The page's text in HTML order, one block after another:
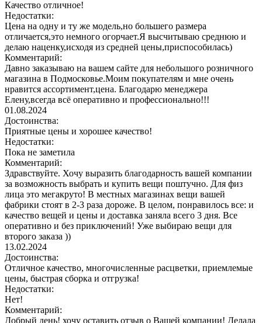
Качество отличное!
Недостатки:
Цена на одну и ту же модель,но большего размера
отличается,это немного огорчает.Я высчитываю среднюю и
делаю наценку,исходя из средней цены,приспособилась)
Комментарий:
Давно заказываю на вашем сайте для небольшого розничного
магазина в Подмосковье.Моим покупателям и мне очень
нравится ассортимент,цена. Благодарю менеджера
Елену,всегда всё оперативно и профессионально!!!
01.08.2024
Достоинства:
Приятные цены и хорошее качество!
Недостатки:
Пока не заметила
Комментарий:
Здравствуйте. Хочу выразить благодарность вашей компании
за возможность выбрать и купить вещи поштучно. Для физ
лица это мегакруто! В местных магазинах вещи вашей
фабрики стоят в 2-3 раза дороже. В целом, понравилось все: и
качество вещей и цены и доставка заняла всего 3 дня. Все
оперативно и без приключений! Уже выбираю вещи для
второго заказа ))
13.02.2024
Достоинства:
Отличное качество, многочисленные расцветки, приемлемые
цены, быстрая сборка и отгрузка!
Недостатки:
Нет!
Комментарий:
Добрый день! хочу оставить отзыв о Вашей компании! Делала